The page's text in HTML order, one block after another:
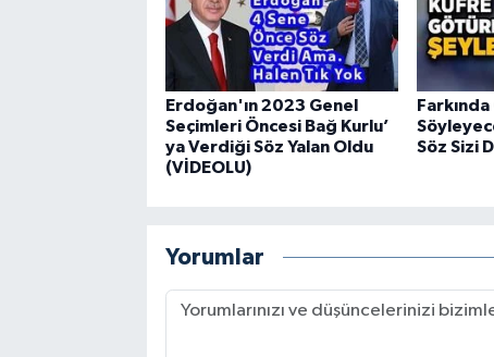
Erdoğan'ın 2023 Genel
Seçimleri Öncesi Bağ Kurlu’
ya Verdiği Söz Yalan Oldu
(VİDEOLU)
Söz Sizi
Yorumlar